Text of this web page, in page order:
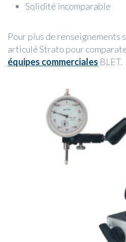
Solidité incomparable
Pour plus de renseignements
articulé Strato pour
équipes commerciales BLET.